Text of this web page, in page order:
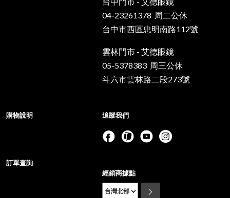
04-23261378 周二公休
台中市西區忠明南路112號
雲林門市 - 艾德眼鏡
05-5378383 周三公休
斗六市雲林路二段273號
購物說明
訂單查詢
追蹤我們
經銷商據點